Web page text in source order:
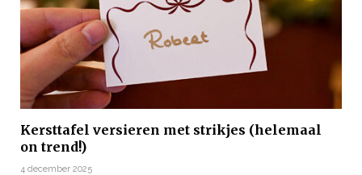
Kersttafel versieren met strikjes (helemaal
on trend!)
4 december 2025